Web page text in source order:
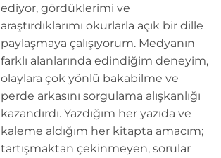
ediyor, gördüklerimi ve
araştırdıklarımı okurlarla açık bir dille
paylaşmaya çalışıyorum. Medyanın
farklı alanlarında edindiğim deneyim,
olaylara çok yönlü bakabilme ve
perde arkasını sorgulama alışkanlığı
kazandırdı. Yazdığım her yazıda ve
kaleme aldığım her kitapta amacım;
tartışmaktan çekinmeyen, sorular